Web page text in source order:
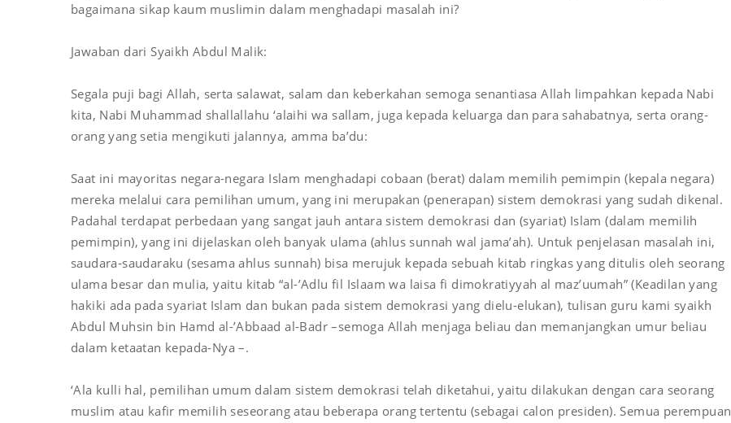
bagaimana sikap kaum muslimin dalam menghadapi masalah ini?
Jawaban dari Syaikh Abdul Malik:
Segala puji bagi Allah, serta salawat, salam dan keberkahan semoga senantiasa Allah limpahkan kepada Nabi
kita, Nabi Muhammad shallallahu ‘alaihi wa sallam, juga kepada keluarga dan para sahabatnya, serta orang-
orang yang setia mengikuti jalannya, amma ba’du:
Saat ini mayoritas negara-negara Islam menghadapi cobaan (berat) dalam memilih pemimpin (kepala negara)
mereka melalui cara pemilihan umum, yang ini merupakan (penerapan) sistem demokrasi yang sudah dikenal.
Padahal terdapat perbedaan yang sangat jauh antara sistem demokrasi dan (syariat) Islam (dalam memilih
pemimpin), yang ini dijelaskan oleh banyak ulama (ahlus sunnah wal jama’ah). Untuk penjelasan masalah ini,
saudara-saudaraku (sesama ahlus sunnah) bisa merujuk kepada sebuah kitab ringkas yang ditulis oleh seorang
ulama besar dan mulia, yaitu kitab “al-’Adlu fil Islaam wa laisa fi dimokratiyyah al maz’uumah” (Keadilan yang
hakiki ada pada syariat Islam dan bukan pada sistem demokrasi yang dielu-elukan), tulisan guru kami syaikh
Abdul Muhsin bin Hamd al-’Abbaad al-Badr –semoga Allah menjaga beliau dan memanjangkan umur beliau
dalam ketaatan kepada-Nya –.
‘Ala kulli hal, pemilihan umum dalam sistem demokrasi telah diketahui, yaitu dilakukan dengan cara seorang
muslim atau kafir memilih seseorang atau beberapa orang tertentu (sebagai calon presiden). Semua perempuan